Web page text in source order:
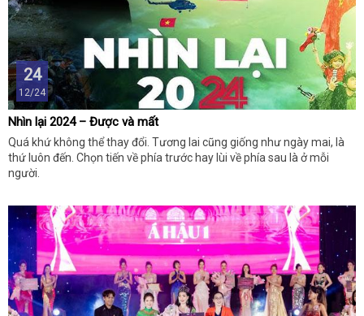
24
12/24
Nhìn lại 2024 – Được và mất
Quá khứ không thể thay đổi. Tương lai cũng giống như ngày mai, là
thứ luôn đến. Chọn tiến về phía trước hay lùi về phía sau là ở mỗi
người.